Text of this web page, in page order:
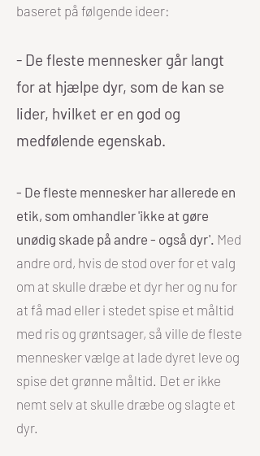
baseret på følgende ideer:
- De fleste mennesker går langt
for at hjælpe dyr, som de kan se
lider, hvilket er en god og
medfølende egenskab.
- De fleste mennesker har allerede en
etik, som omhandler 'ikke at gøre
unødig skade på andre - også dyr'. Med
andre ord, hvis de stod over for et valg
om at skulle dræbe et dyr her og nu for
at få mad eller i stedet spise et måltid
med ris og grøntsager, så ville de fleste
mennesker vælge at lade dyret leve og
spise det grønne måltid. Det er ikke
nemt selv at skulle dræbe og slagte et
dyr.